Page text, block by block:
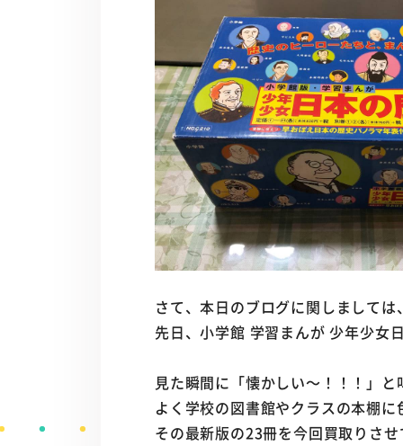
さて、本日のブログに関しまして
先日、小学館 学習まんが 少年少女
見た瞬間に「懐かしい～！！！」
よく学校の図書館やクラスの本棚
その最新版の23冊を今回買取りさ